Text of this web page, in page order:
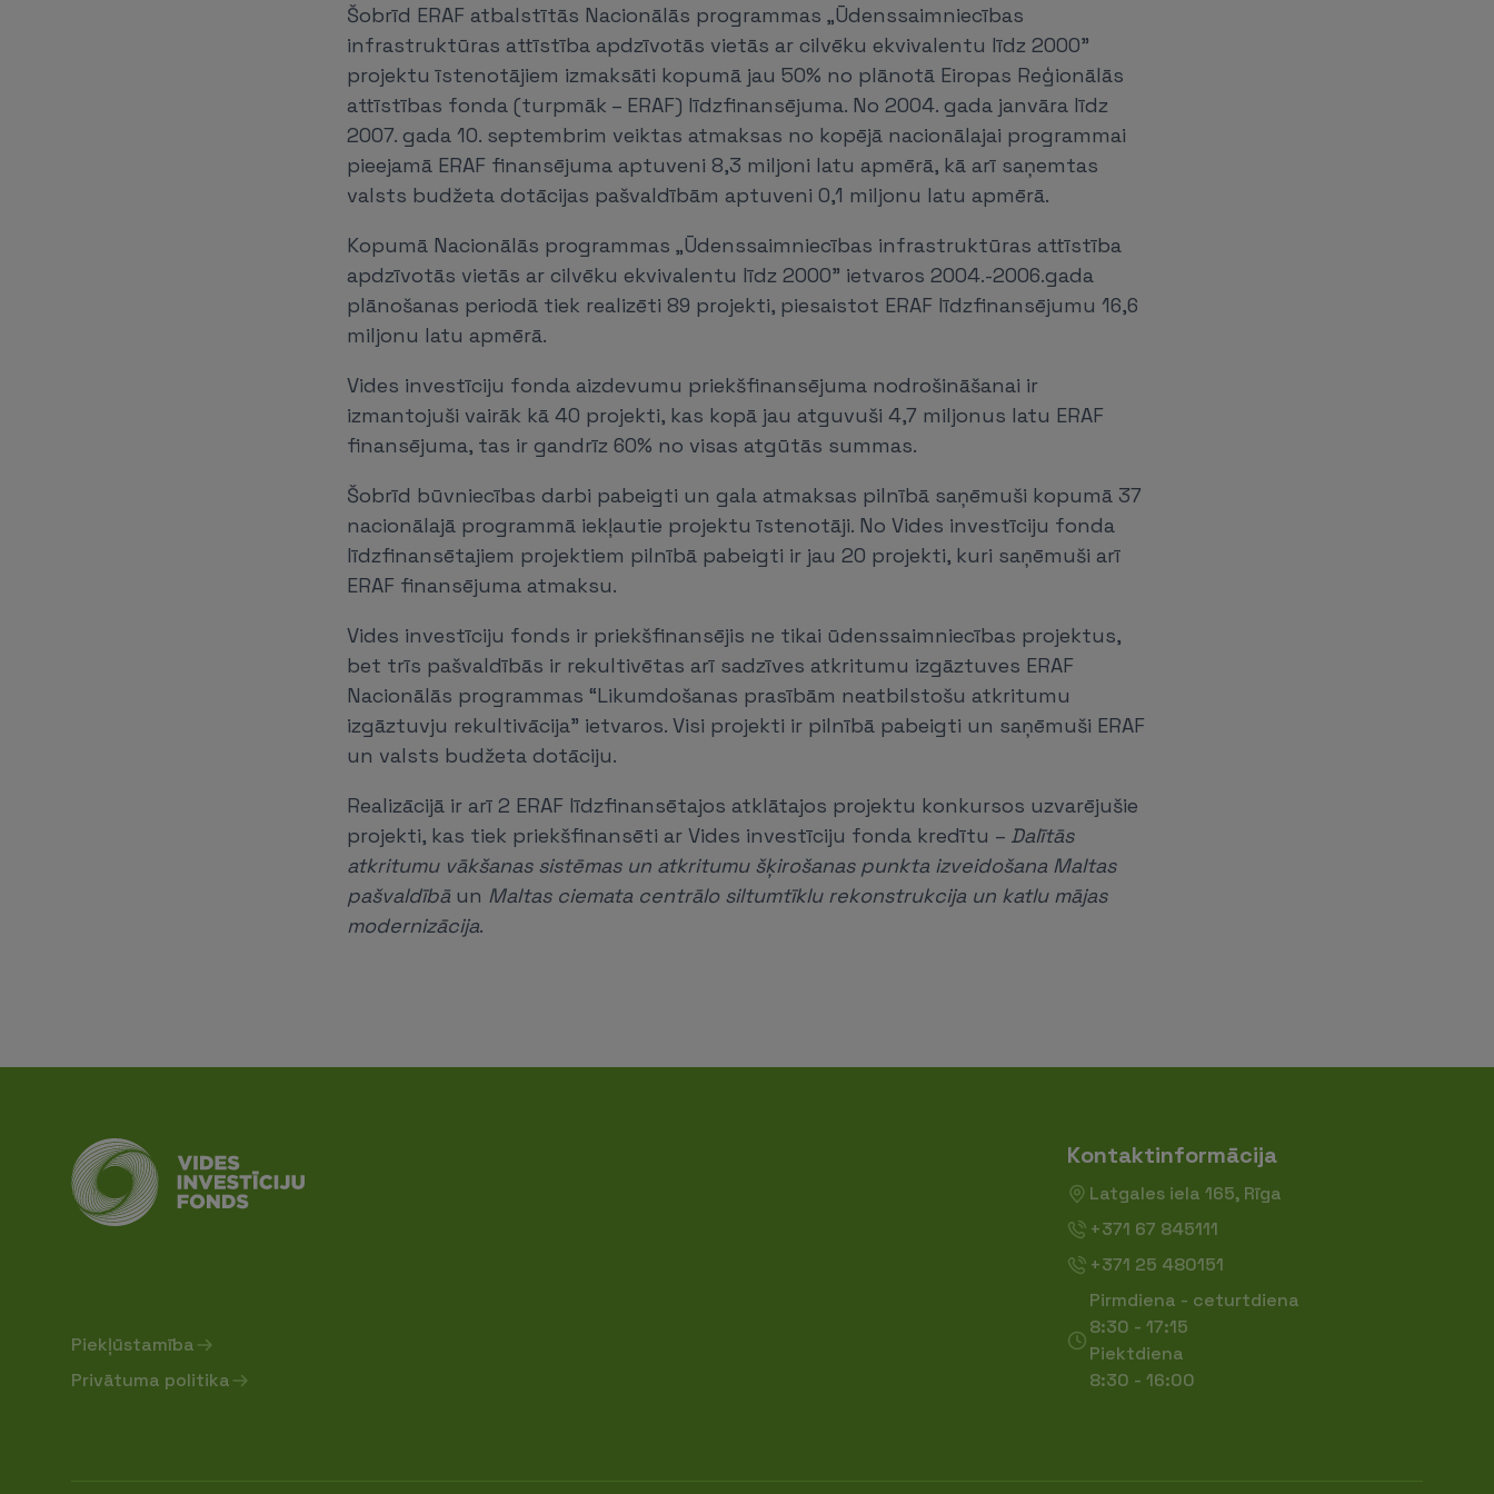
Šobrīd ERAF atbalstītās Nacionālās programmas „Ūdenssaimniecības
infrastruktūras attīstība apdzīvotās vietās ar cilvēku ekvivalentu līdz 2000”
projektu īstenotājiem izmaksāti kopumā jau 50% no plānotā Eiropas Reģionālās
attīstības fonda (turpmāk – ERAF) līdzfinansējuma. No 2004. gada janvāra līdz
2007. gada 10. septembrim veiktas atmaksas no kopējā nacionālajai programmai
pieejamā ERAF finansējuma aptuveni 8,3 miljoni latu apmērā, kā arī saņemtas
valsts budžeta dotācijas pašvaldībām aptuveni 0,1 miljonu latu apmērā.
Kopumā Nacionālās programmas „Ūdenssaimniecības infrastruktūras attīstība
apdzīvotās vietās ar cilvēku ekvivalentu līdz 2000” ietvaros 2004.-2006.gada
plānošanas periodā tiek realizēti 89 projekti, piesaistot ERAF līdzfinansējumu 16,6
miljonu latu apmērā.
Vides investīciju fonda aizdevumu priekšfinansējuma nodrošināšanai ir
izmantojuši vairāk kā 40 projekti, kas kopā jau atguvuši 4,7 miljonus latu ERAF
finansējuma, tas ir gandrīz 60% no visas atgūtās summas.
Šobrīd būvniecības darbi pabeigti un gala atmaksas pilnībā saņēmuši kopumā 37
nacionālajā programmā iekļautie projektu īstenotāji. No Vides investīciju fonda
līdzfinansētajiem projektiem pilnībā pabeigti ir jau 20 projekti, kuri saņēmuši arī
ERAF finansējuma atmaksu.
Vides investīciju fonds ir priekšfinansējis ne tikai ūdenssaimniecības projektus,
bet trīs pašvaldībās ir rekultivētas arī sadzīves atkritumu izgāztuves ERAF
Nacionālās programmas “Likumdošanas prasībām neatbilstošu atkritumu
izgāztuvju rekultivācija” ietvaros. Visi projekti ir pilnībā pabeigti un saņēmuši ERAF
un valsts budžeta dotāciju.
Realizācijā ir arī 2 ERAF līdzfinansētajos atklātajos projektu konkursos uzvarējušie
projekti, kas tiek priekšfinansēti ar Vides investīciju fonda kredītu – Dalītās
atkritumu vākšanas sistēmas un atkritumu šķirošanas punkta izveidošana Maltas
pašvaldībā un Maltas ciemata centrālo siltumtīklu rekonstrukcija un katlu mājas
modernizācija.
Piekļūstamība
Privātuma politika
Kontaktinformācija
Latgales iela 165, Rīga
+371 67 845111
+371 25 480151
Pirmdiena - ceturtdiena
8:30 - 17:15
Piektdiena
8:30 - 16:00